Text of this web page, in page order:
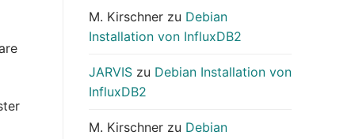
M. Kirschner zu Debian
Installation von InfluxDB2
JARVIS zu Debian Installation von
InfluxDB2
M. Kirschner zu Debian